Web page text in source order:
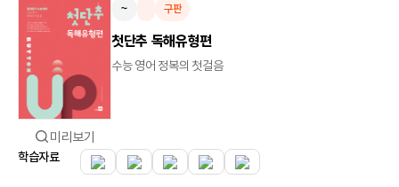
미리보기
~ 구판
첫단추 독해유형편
수능 영어 정복의 첫걸음
학습자료